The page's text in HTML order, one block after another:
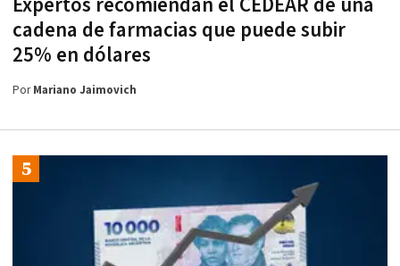
Expertos recomiendan el CEDEAR de una
cadena de farmacias que puede subir
25% en dólares
PorMariano Jaimovich